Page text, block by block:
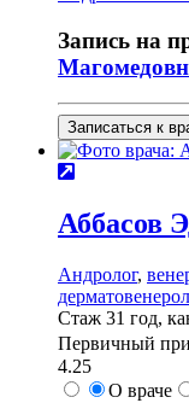
Запись на
Записаться к
Аббасов
Андролог,
Стаж 31 год,
Первичный
4.25
О враче